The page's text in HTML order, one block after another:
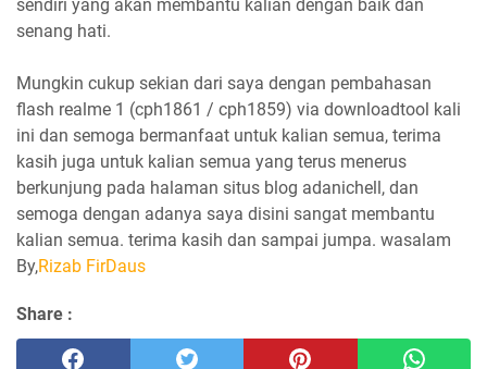
sendiri yang akan membantu kalian dengan baik dan
senang hati.
Mungkin cukup sekian dari saya dengan pembahasan
flash realme 1 (cph1861 / cph1859) via downloadtool kali
ini dan semoga bermanfaat untuk kalian semua, terima
kasih juga untuk kalian semua yang terus menerus
berkunjung pada halaman situs blog adanichell, dan
semoga dengan adanya saya disini sangat membantu
kalian semua. terima kasih dan sampai jumpa. wasalam
By,Rizab FirDaus
Share :